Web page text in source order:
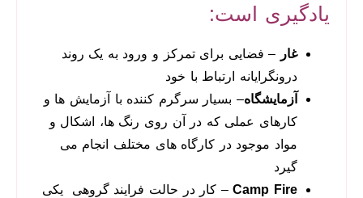
یادگیری است:
غار
– فضایی برای تمرکز و ورود به یک روند
درونگرایانه ارتباط با خود
آزمایشگاه– بسیار سرگرم کننده با آزمایش ها و
کارهای عملی که در آن روی رنگ ها، اشکال و
مواد موجود در کارگاه های مختلف انجام می
گیرد
Camp Fire– کار در حالت فرایند گروهی یکی